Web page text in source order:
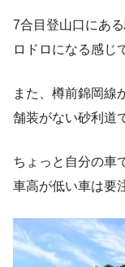
7合目登山口にあ
ロドロになる感じ
また、樽前錦岡線
舗装がない砂利道
ちょっと自分の車
車高が低い車は要